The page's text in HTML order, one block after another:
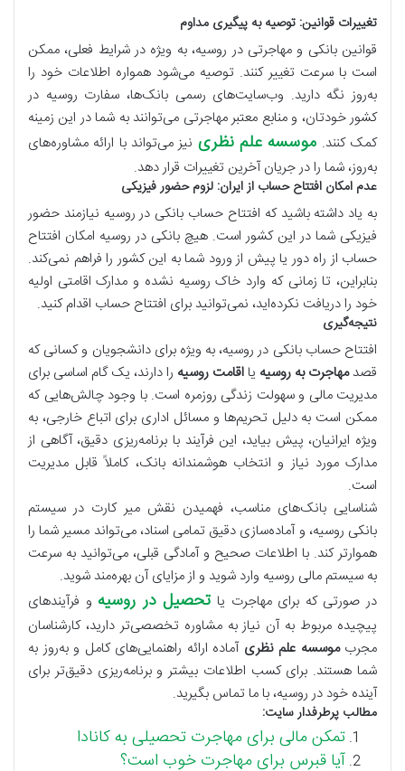
تغییرات قوانین: توصیه به پیگیری مداوم
قوانین بانکی و مهاجرتی در روسیه، به ویژه در شرایط فعلی، ممکن
است با سرعت تغییر کنند. توصیه می‌شود همواره اطلاعات خود را
به‌روز نگه دارید. وب‌سایت‌های رسمی بانک‌ها، سفارت روسیه در
کشور خودتان، و منابع معتبر مهاجرتی می‌توانند به شما در این زمینه
کمک کنند. موسسه علم نظری نیز می‌تواند با ارائه مشاوره‌های
به‌روز، شما را در جریان آخرین تغییرات قرار دهد.
عدم امکان افتتاح حساب از ایران: لزوم حضور فیزیکی
به یاد داشته باشید که افتتاح حساب بانکی در روسیه نیازمند حضور
فیزیکی شما در این کشور است. هیچ بانکی در روسیه امکان افتتاح
حساب از راه دور یا پیش از ورود شما به این کشور را فراهم نمی‌کند.
بنابراین، تا زمانی که وارد خاک روسیه نشده و مدارک اقامتی اولیه
خود را دریافت نکرده‌اید، نمی‌توانید برای افتتاح حساب اقدام کنید.
نتیجه‌گیری
افتتاح حساب بانکی در روسیه، به ویژه برای دانشجویان و کسانی که
قصدمهاجرت به روسیه یااقامت روسیه را دارند، یک گام اساسی برای
مدیریت مالی و سهولت زندگی روزمره است. با وجود چالش‌هایی که
ممکن است به دلیل تحریم‌ها و مسائل اداری برای اتباع خارجی، به
ویژه ایرانیان، پیش بیاید، این فرآیند با برنامه‌ریزی دقیق، آگاهی از
مدارک مورد نیاز و انتخاب هوشمندانه بانک، کاملاً قابل مدیریت
است.
شناسایی بانک‌های مناسب، فهمیدن نقش میر کارت در سیستم
بانکی روسیه، و آماده‌سازی دقیق تمامی اسناد، می‌تواند مسیر شما را
هموارتر کند. با اطلاعات صحیح و آمادگی قبلی، می‌توانید به سرعت
به سیستم مالی روسیه وارد شوید و از مزایای آن بهره‌مند شوید.
در صورتی که برای مهاجرت یاتحصیل در روسیهو فرآیندهای
پیچیده مربوط به آن نیاز به مشاوره تخصصی‌تر دارید، کارشناسان
مجرب موسسه علم نظری آماده ارائه راهنمایی‌های کامل و به‌روز به
شما هستند. برای کسب اطلاعات بیشتر و برنامه‌ریزی دقیق‌تر برای
آینده خود در روسیه، با ما تماس بگیرید.
مطالب پرطرفدار سایت:
تمکن مالی برای مهاجرت تحصیلی به کانادا
آیا قبرس برای مهاجرت خوب است؟